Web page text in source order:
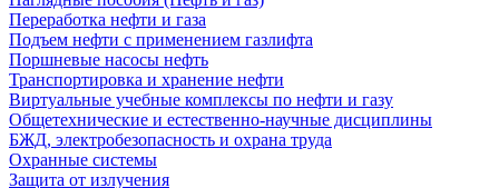
Переработка нефти и газа
Подъем нефти с применением газлифта
Поршневые насосы нефть
Транспортировка и хранение нефти
Виртуальные учебные комплексы по нефти и газу
Общетехнические и естественно-научные дисциплины
БЖД, электробезопасность и охрана труда
Охранные системы
Защита от излучения